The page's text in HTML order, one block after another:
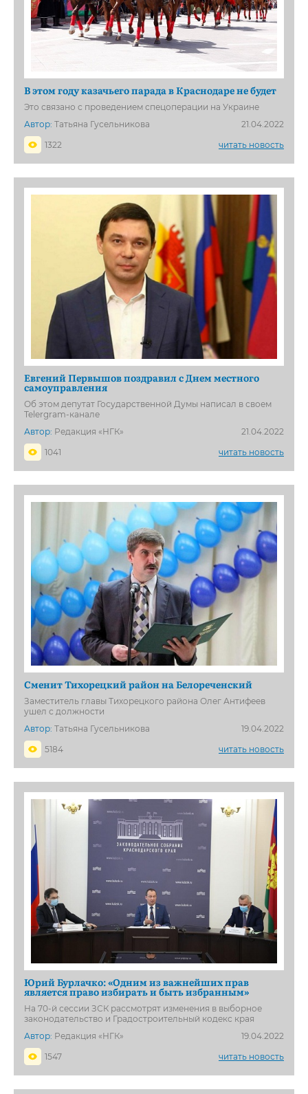
В этом году казачьего парада в Краснодаре не будет
Это связано с проведением спецоперации на Украине
Автор: Татьяна Гусельникова
21.04.2022
1322
читать новость
Евгений Первышов поздравил с Днем местного
самоуправления
Об этом депутат Государственной Думы написал в своем
Telergram-канале
Автор: Редакция «НГК»
21.04.2022
1041
читать новость
Сменит Тихорецкий район на Белореченский
Заместитель главы Тихорецкого района Олег Антифеев
ушел с должности
Автор: Татьяна Гусельникова
19.04.2022
5184
читать новость
Юрий Бурлачко: «Одним из важнейших прав
является право избирать и быть избранным»
На 70-й сессии ЗСК рассмотрят изменения в выборное
законодательство и Градостроительный кодекс края
Автор: Редакция «НГК»
19.04.2022
1547
читать новость